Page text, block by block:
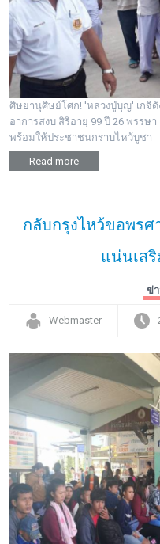
ศิษยานุศิษย์โศก! 'หลวงปู่บุญ' เกจิ
อาการสงบ สิริอายุ 99 ปี 26 พรรษ
พร้อมให้ประชาชนกราบไหว้บูชา
Read more
กลับกรุงไหว้ขอพร
แน่นเสริ
ข่
Webmaster